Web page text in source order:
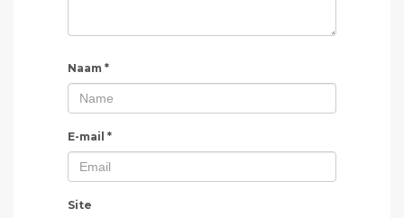
Naam *
E-mail *
Site